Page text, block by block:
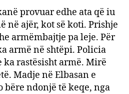
provuar edhe ata që iu
në ajër, kot së koti. Prishje
armëmbajtje pa leje. Për
armë në shtëpi. Policia
ka rastësisht armë. Mirë
Madje në Elbasan e
bëre ndonjë të keqe, nga